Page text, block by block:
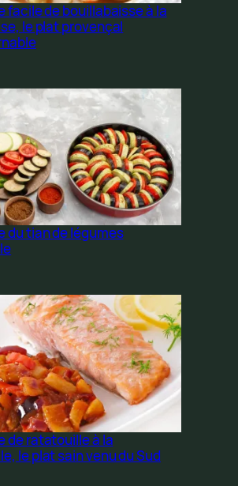
facile de bouillabaisse à la
le plat provençal
du tian de légumes
de ratatouille à la
le plat sain venu du Sud